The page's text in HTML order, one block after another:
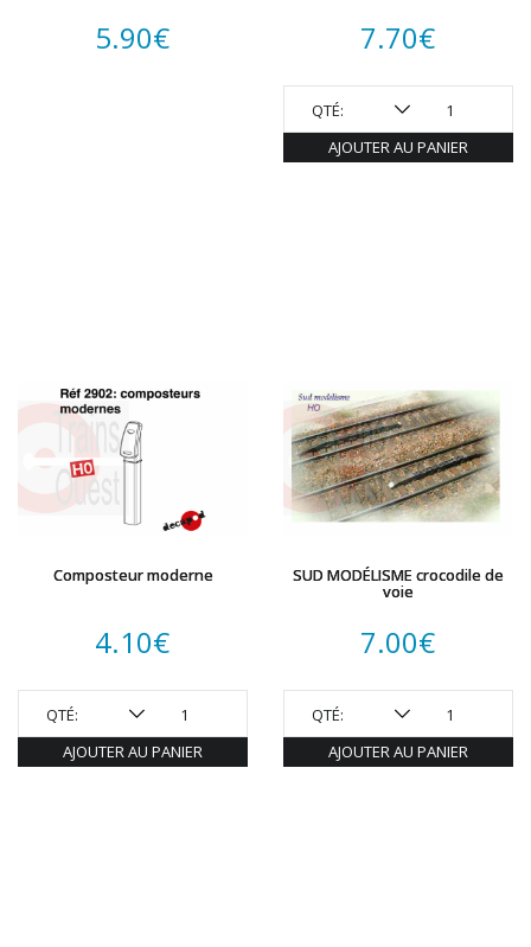
5.90€ 7.70€
QTÉ:
AJOUTER AU PANIER
Composteur moderne
4.10€
QTÉ:
AJOUTER AU PANIER
SUD MODÉLISME crocodile de
voie
7.00€
QTÉ:
AJOUTER AU PANIER